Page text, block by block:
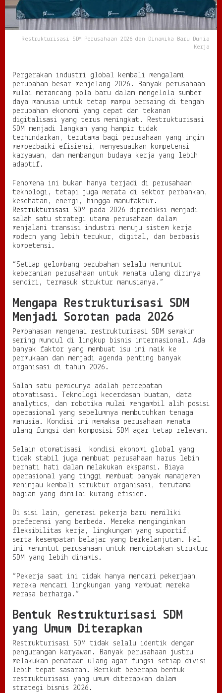
s
0
6
d
a
n
D
i
n
a
k
a
a
u
D
i
a
K
r
Restrukturisasi SDM Perusahaan 2026 dan Dinamika Baru Dunia
Kerja
Pergerakan industri global kembali mengalami
perubahan besar menjelang 2026. Banyak perusahaan
mulai merancang pola baru dalam mengelola sumber
daya manusia untuk tetap mampu bersaing di tengah
perubahan ekonomi yang cepat dan tekanan
digitalisasi yang terus meningkat. Restrukturisasi
SDM menjadi langkah yang hampir tidak
terhindarkan, terutama bagi perusahaan yang ingin
memperbaiki efisiensi, menyesuaikan kompetensi
karyawan, dan membangun budaya kerja yang lebih
adaptif.
Fenomena ini bukan hanya terjadi di perusahaan
teknologi, tetapi juga merata di sektor perbankan,
kesehatan, energi, hingga manufaktur.
Restrukturisasi SDM pada 2026 diprediksi menjadi
salah satu strategi utama perusahaan dalam
menjalani transisi industri menuju sistem kerja
modern yang lebih terukur, digital, dan berbasis
kompetensi.
“Setiap gelombang perubahan selalu menuntut
keberanian perusahaan untuk menata ulang dirinya
sendiri, termasuk struktur manusianya.”
Mengapa Restrukturisasi SDM
Menjadi Sorotan pada 2026
Pembahasan mengenai restrukturisasi SDM semakin
sering muncul di lingkup bisnis internasional. Ada
banyak faktor yang membuat isu ini naik ke
permukaan dan menjadi agenda penting banyak
organisasi di tahun 2026.
Salah satu pemicunya adalah percepatan
otomatisasi. Teknologi kecerdasan buatan, data
analytics, dan robotika mulai mengambil alih posisi
operasional yang sebelumnya membutuhkan tenaga
manusia. Kondisi ini memaksa perusahaan menata
ulang fungsi dan komposisi SDM agar tetap relevan.
Selain otomatisasi, kondisi ekonomi global yang
tidak stabil juga membuat perusahaan harus lebih
berhati hati dalam melakukan ekspansi. Biaya
operasional yang tinggi membuat banyak manajemen
meninjau kembali struktur organisasi, terutama
bagian yang dinilai kurang efisien.
Di sisi lain, generasi pekerja baru memiliki
preferensi yang berbeda. Mereka menginginkan
fleksibilitas kerja, lingkungan yang suportif,
serta kesempatan belajar yang berkelanjutan. Hal
ini menuntut perusahaan untuk menciptakan struktur
SDM yang lebih dinamis.
“Pekerja saat ini tidak hanya mencari pekerjaan,
mereka mencari lingkungan yang membuat mereka
merasa berharga.”
Bentuk Restrukturisasi SDM
yang Umum Diterapkan
Restrukturisasi SDM tidak selalu identik dengan
pengurangan karyawan. Banyak perusahaan justru
melakukan penataan ulang agar fungsi setiap divisi
lebih tepat sasaran. Berikut beberapa bentuk
restrukturisasi yang umum diterapkan dalam
strategi bisnis 2026.